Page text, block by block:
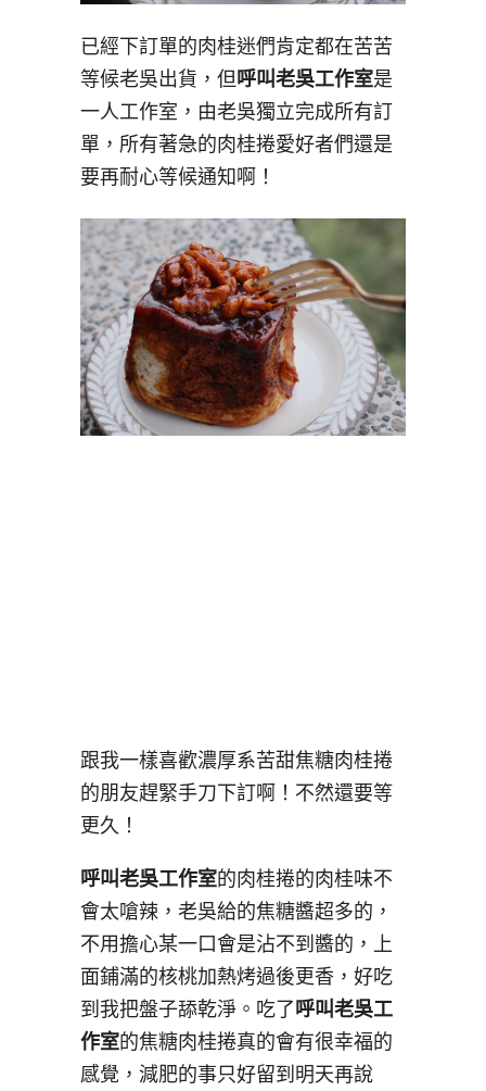
已經下訂單的肉桂迷們肯定都在苦苦
等候老吳出貨，但呼叫老吳工作室是
一人工作室，由老吳獨立完成所有訂
單，所有著急的肉桂捲愛好者們還是
要再耐心等候通知啊！
跟我一樣喜歡濃厚系苦甜焦糖肉桂捲
的朋友趕緊手刀下訂啊！不然還要等
更久！
呼叫老吳工作室的肉桂捲的肉桂味不
會太嗆辣，老吳給的焦糖醬超多的，
不用擔心某一口會是沾不到醬的，上
面鋪滿的核桃加熱烤過後更香，好吃
到我把盤子舔乾淨。吃了呼叫老吳工
作室的焦糖肉桂捲真的會有很幸福的
感覺，減肥的事只好留到明天再說